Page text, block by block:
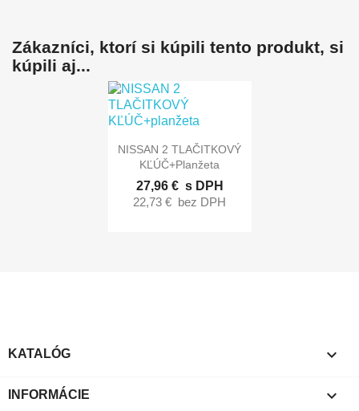
Zákazníci, ktorí si kúpili tento produkt, si
kúpili aj...
Rýchly náhľad
NISSAN 2 TLAČITKOVÝ
KĽÚČ+planžeta
27,96 € s DPH
22,73 € bez DPH
KATALÓG 
INFORMÁCIE 